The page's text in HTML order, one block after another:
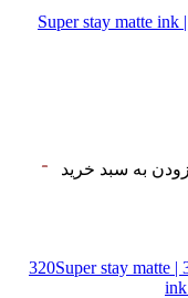
رژ مایع مات سوپر استی‌ برندمیبلین کد 35 | Super stay matte ink
به سبد خرید
رژ مایع مات سوپر استی‌ برندمیبلین کد 320 | 320Super stay matte